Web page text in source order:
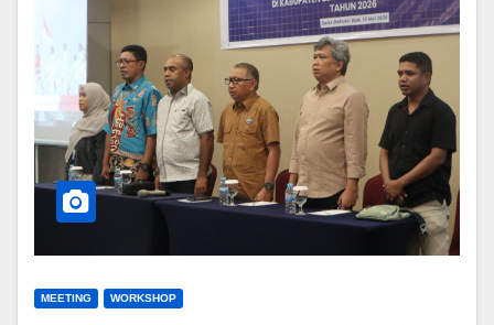
MEETING WORKSHOP